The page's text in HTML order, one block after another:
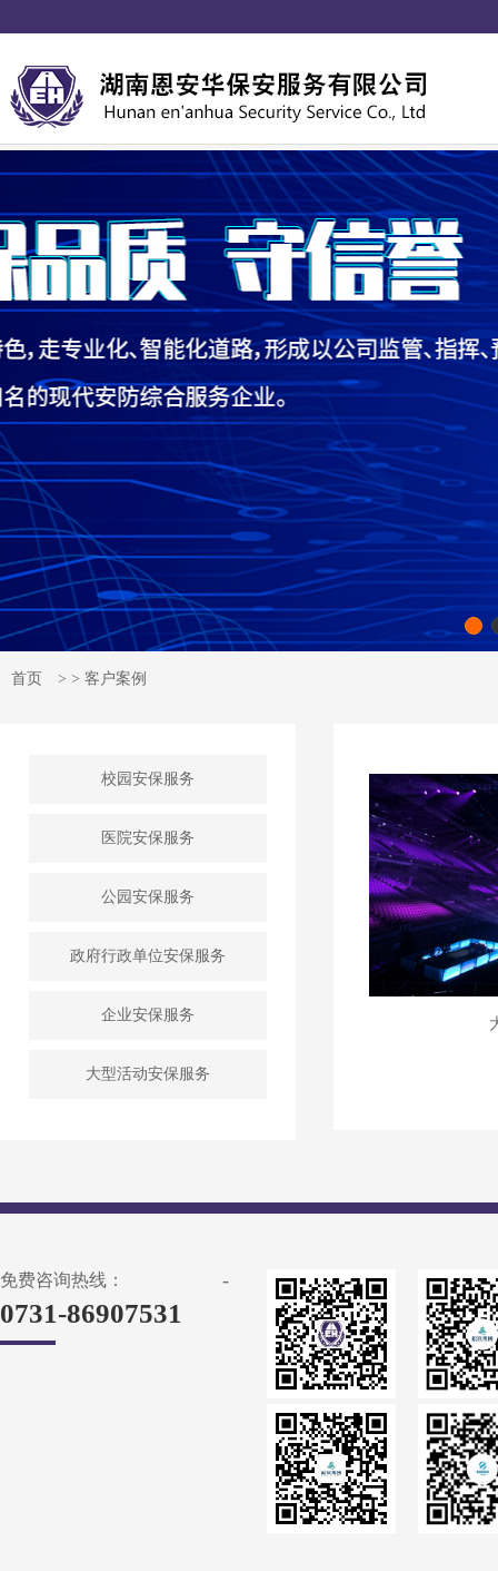
首页 > > 客户案例
校园安保服务
医院安保服务
公园安保服务
政府行政单位安保服务
企业安保服务
大型活动安保服务
-
免费咨询热线：
0731-86907531